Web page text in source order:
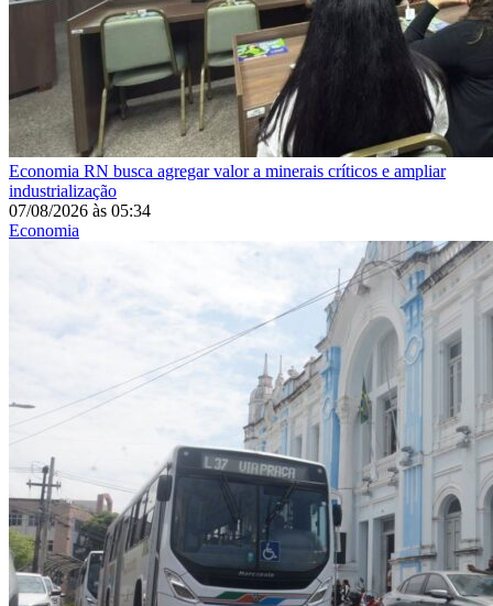
Economia RN busca agregar valor a minerais críticos e ampliar
industrialização
07/08/2026 às 05:34
Economia